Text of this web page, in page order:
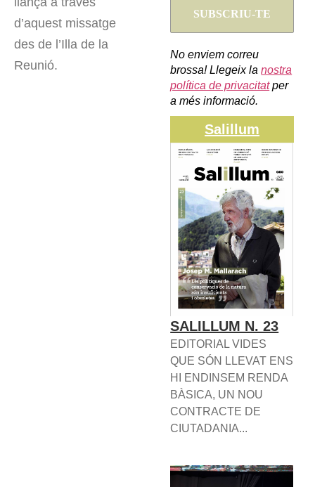
d’aquest missatge
des de l’Illa de la
Reunió.
No enviem correu
brossa! Llegeix lanostra
política de privacitatper
a més informació.
Salillum
SALILLUM N. 23
EDITORIAL VIDES
QUE SÓN LLEVAT ENS
HI ENDINSEM RENDA
BÀSICA, UN NOU
CONTRACTE DE
CIUTADANIA...